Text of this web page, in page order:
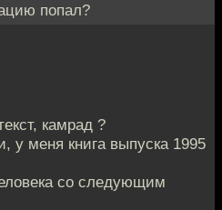
попал?
камрад ?
у меня книга выпуска 1995
со следующим